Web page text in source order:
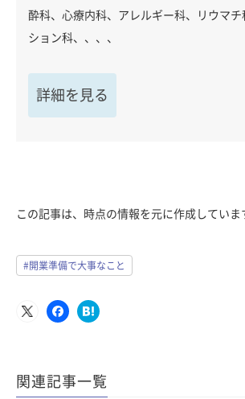
酔科、心療内科、アレルギー科、リウマ
ション科、、、、
詳細を見る
この記事は、時点の情報を元に作成していま
#開業準備で大事なこと
関連記事一覧